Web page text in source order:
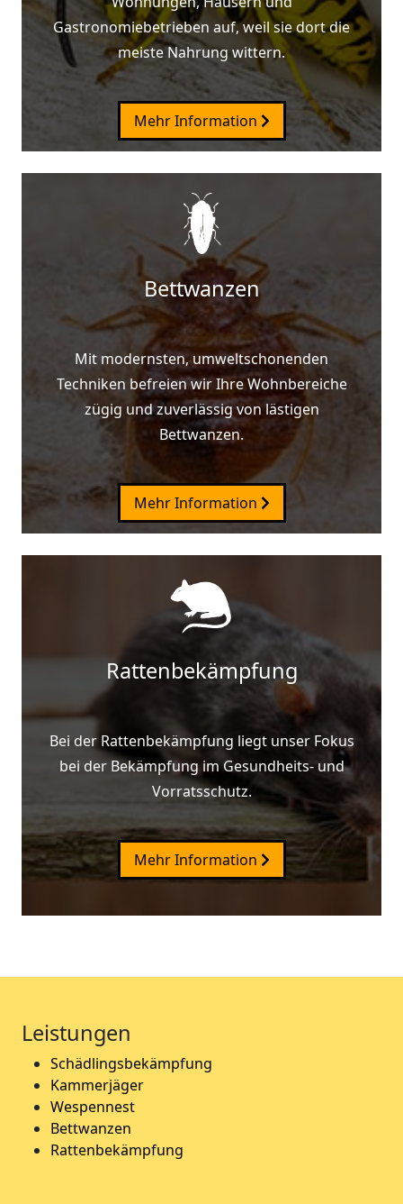
Gastronomiebetrieben auf, weil sie dort die
meiste Nahrung wittern.
Mehr Information
Bettwanzen
Mit modernsten, umweltschonenden
Techniken befreien wir Ihre Wohnbereiche
zügig und zuverlässig von lästigen
Bettwanzen.
Mehr Information
Rattenbekämpfung
Bei der Rattenbekämpfung liegt unser Fokus
bei der Bekämpfung im Gesundheits- und
Vorratsschutz.
Mehr Information
Leistungen
Schädlingsbekämpfung
Kammerjäger
Wespennest
Bettwanzen
Rattenbekämpfung